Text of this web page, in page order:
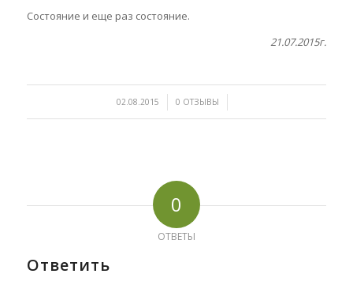
Состояние и еще раз состояние.
21.07.2015г.
02.08.2015
/ 0 ОТЗЫВЫ
/
0
ОТВЕТЫ
Ответить